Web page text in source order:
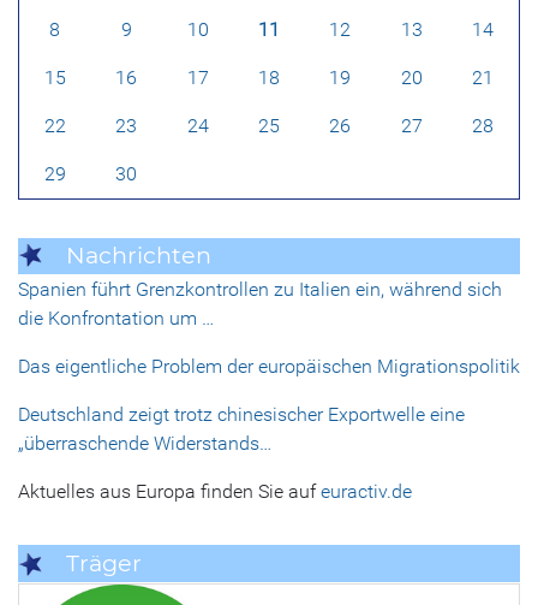
8 9 10 11 12 13 14
15 16 17 18 19 20 21
22 23 24 25 26 27 28
29 30
Nachrichten
Spanien führt Grenzkontrollen zu Italien ein, während sich
die Konfrontation um …
Das eigentliche Problem der europäischen Migrationspolitik
Deutschland zeigt trotz chinesischer Exportwelle eine
„überraschende Widerstands…
Aktuelles aus Europa finden Sie aufeuractiv.de
Träger